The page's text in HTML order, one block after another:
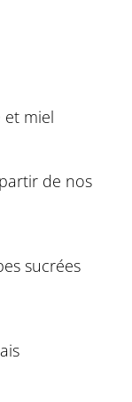
miel
de nos
sucrées